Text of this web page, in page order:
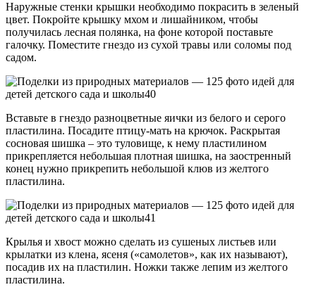
Наружные стенки крышки необходимо покрасить в зеленый
цвет. Покройте крышку мхом и лишайником, чтобы
получилась лесная полянка, на фоне которой поставьте
галочку. Поместите гнездо из сухой травы или соломы под
садом.
Вставьте в гнездо разноцветные яички из белого и серого
пластилина. Посадите птицу-мать на крючок. Раскрытая
сосновая шишка – это туловище, к нему пластилином
прикрепляется небольшая плотная шишка, на заостренный
конец нужно прикрепить небольшой клюв из желтого
пластилина.
Крылья и хвост можно сделать из сушеных листьев или
крылатки из клена, ясеня («самолетов», как их называют),
посадив их на пластилин. Ножки также лепим из желтого
пластилина.